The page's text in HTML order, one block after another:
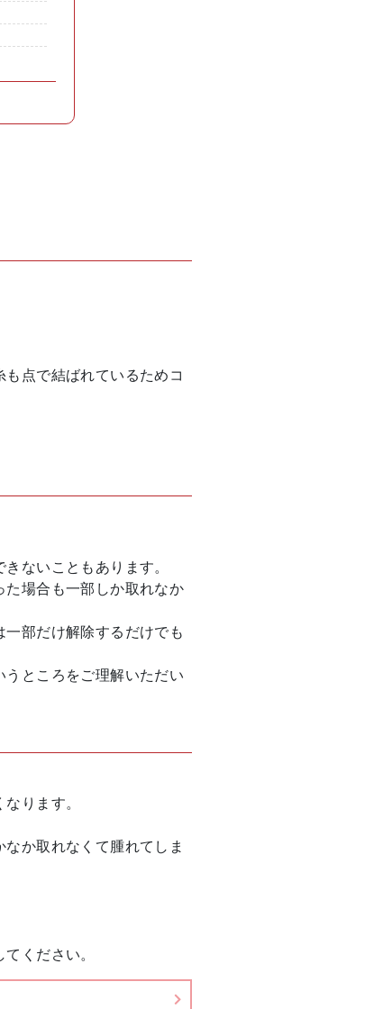
点で結ばれているためコ
ないこともあります。
場合も一部しか取れなか
部だけ解除するだけでも
ところをご理解いただい
ります。
か取れなくて腫れてしま
ください。